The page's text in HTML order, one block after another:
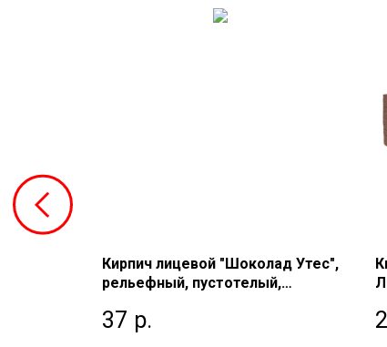
Кирпич лицевой "Шоколад Утес",
рельефный, пустотелый,
БЕЛЕБЕЕВСКИЙ
37 р.